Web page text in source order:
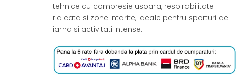
tehnice cu compresie usoara, respirabilitate
ridicata si zone intarite, ideale pentru sporturi de
iarna si activitati intense.